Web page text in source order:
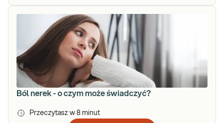
Ból nerek - o czym może świadczyć?
Przeczytasz w 8 minut